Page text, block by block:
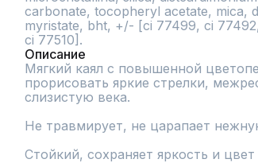
carbonate, tocopheryl acetate, mica,
myristate, bht, +/- [ci 77499, ci
ci 77510].
Описание
Мягкий каял с повышенной
прорисовать яркие стрелки,
слизистую века.
Не травмирует, не царапает
Стойкий, сохраняет яркость и